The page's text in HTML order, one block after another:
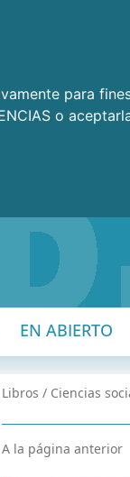
para
o
EN ABIERTO
Libros / Ciencias
A la página anterior